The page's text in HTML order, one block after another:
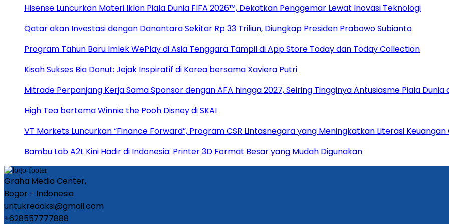
Hisense Luncurkan Materi Iklan Piala Dunia FIFA 2026™, Dekatkan Penggemar Lewat Inovasi Teknologi
Qatar akan Investasi dengan Danantara Sekitar Rp 33 Triliun, Diungkap Presiden Prabowo Subianto
Program Tahun Baru Imlek WePlay di Asia Tenggara Tampil di App Store Today dan Today Collection
Kisah Sukses Bia Donut: Jejak Inspiratif di Korea bersama Xaviera Putri
Mitrade Perpanjang Kerja Sama Sponsor dengan AFA hingga 2027, Seiring Tingginya Antusiasme Piala Dunia
High Tea bertema Winnie the Pooh Disney di SKAI
VT Markets Luncurkan “Finance Forward”, Program CSR Lintasnegara yang Meningkatkan Literasi
Bambu Lab A2L Kini Hadir di Indonesia: Printer 3D Format Besar yang Mudah Digunakan
Graha Media Center,
Bogor - Indonesia
untukredaksi@gmail.com
+628557777888